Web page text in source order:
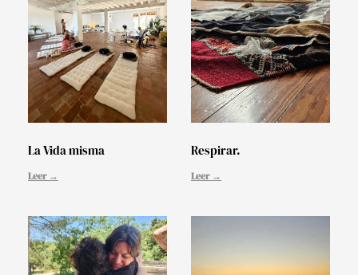
La Vida misma
Leer →
Respirar.
Leer →